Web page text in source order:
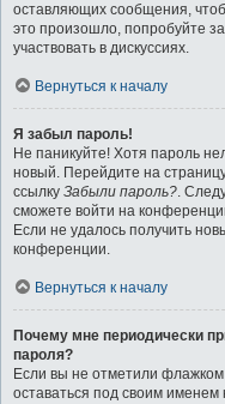
оставляющих сообщения,
это произошло, попробуйте
участвовать в дискуссиях.
Вернуться к началу
Я забыл пароль!
Не паникуйте! Хотя пароль
новый. Перейдите на
ссылку Забыли пароль?.
сможете войти на
Если не удалось получить
конференции.
Вернуться к началу
Почему мне периодически
пароля?
Если вы не отметили флажком
оставаться под своим